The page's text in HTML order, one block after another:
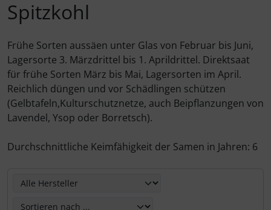
Spitzkohl
Frühe Sorten aussäen unter Glas von Februar bis Juni,
Lagersorte 3. Märzdrittel bis 1. Aprildrittel. Direktsaat
für frühe Sorten März bis Mai, Lagersorten im April.
Reichlich düngen und vor Schädlingen schützen
(Gelbtafeln,Kulturschutznetze, auch Beipflanzungen von
Lavendel, Ysop oder Borretsch).
Durchschnittliche Keimfähigkeit der Samen in Jahren: 6